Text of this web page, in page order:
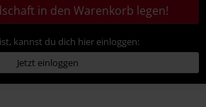
in den Warenkorb legen!
kannst du dich hier einloggen:
Jetzt einloggen